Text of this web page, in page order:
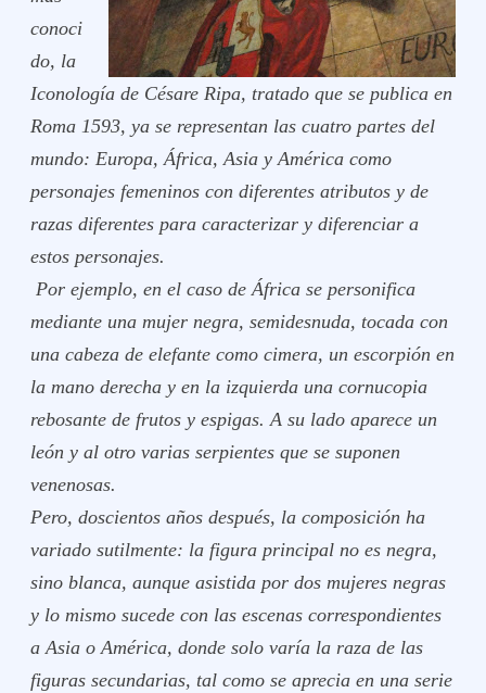
conoci
do, la
Iconología de Césare Ripa, tratado que se publica en
Roma 1593, ya se representan lascuatro partes del
mundo: Europa, África, Asia y América como
personajes femeninos con diferentes atributos y de
razas diferentes para caracterizar y diferenciar a
estos personajes.
Por ejemplo, en el caso de África se personifica
mediante una mujer negra, semidesnuda, tocada con
una cabeza de elefante como cimera, un escorpión en
la mano derecha y en la izquierda una cornucopia
rebosante de frutos y espigas. A su lado aparece un
león y al otro varias serpientes que se suponen
venenosas.
Pero, doscientos años después, la composición ha
variado sutilmente: la figura principal no es negra,
sino blanca, aunque asistida por dos mujeres negras
y lo mismo sucede con las escenas correspondientes
a Asia o América, donde solo varía la raza de las
figuras secundarias, tal como se aprecia en una serie